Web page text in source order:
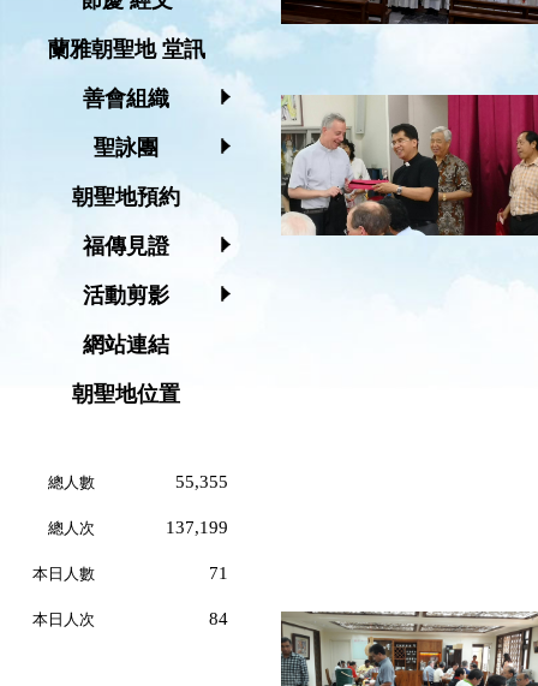
蘭雅朝聖地 堂訊
善會組織
聖詠團
朝聖地預約
福傳見證
活動剪影
網站連結
朝聖地位置
總人數 55,355
總人次 137,199
本日人數 71
本日人次 84